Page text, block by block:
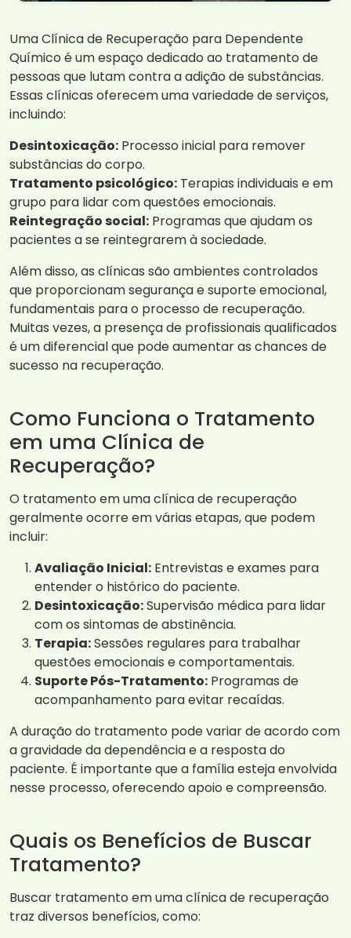
Uma Clínica de Recuperação para Dependente
Químico é um espaço dedicado ao tratamento de
pessoas que lutam contra a adição de substâncias.
Essas clínicas oferecem uma variedade de serviços,
incluindo:
Desintoxicação: Processo inicial para remover
substâncias do corpo.
Tratamento psicológico: Terapias individuais e em
grupo para lidar com questões emocionais.
Reintegração social: Programas que ajudam os
pacientes a se reintegrarem à sociedade.
Além disso, as clínicas são ambientes controlados
que proporcionam segurança e suporte emocional,
fundamentais para o processo de recuperação.
Muitas vezes, a presença de profissionais qualificados
é um diferencial que pode aumentar as chances de
sucesso na recuperação.
Como Funciona o Tratamento
em uma Clínica de
Recuperação?
O tratamento em uma clínica de recuperação
geralmente ocorre em várias etapas, que podem
incluir:
Avaliação Inicial: Entrevistas e exames para
entender o histórico do paciente.
Desintoxicação:Supervisão médica para lidar
com os sintomas de abstinência.
Terapia:Sessões regulares para trabalhar
questões emocionais e comportamentais.
Suporte Pós-Tratamento: Programas de
acompanhamento para evitar recaídas.
A duração do tratamento pode variar de acordo com
a gravidade da dependência e a resposta do
paciente. É importante que a família esteja envolvida
nesse processo, oferecendo apoio e compreensão.
Quais os Benefícios de Buscar
Tratamento?
Buscar tratamento em uma clínica de recuperação
traz diversos benefícios, como: